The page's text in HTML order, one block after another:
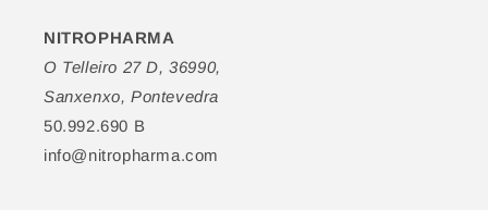
NITROPHARMA
O Telleiro 27 D, 36990,
Sanxenxo, Pontevedra
50.992.690 B
info@nitropharma.com